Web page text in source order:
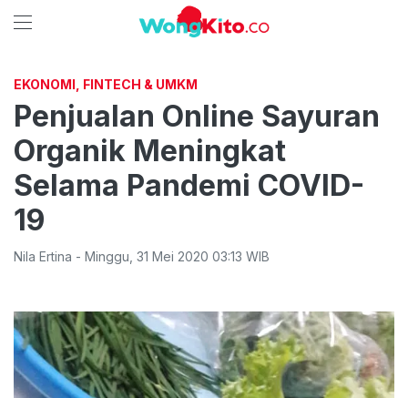
EKONOMI, FINTECH & UMKM
Penjualan Online Sayuran
Organik Meningkat
Selama Pandemi COVID-
19
Nila Ertina - Minggu 31 Mei 2020 03:13 WIB